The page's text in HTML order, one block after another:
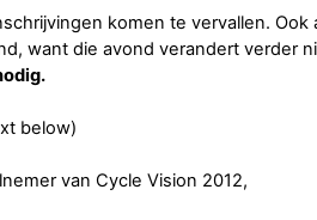
komen te vervallen.
want die avond verandert verder
below)
van Cycle Vision 2012,